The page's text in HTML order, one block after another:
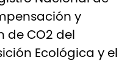
y
de CO2 del
Ecológica y el